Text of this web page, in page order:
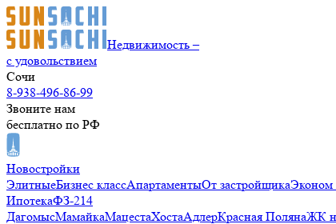
Недвижимость –
с удовольствием
Сочи
8-938-496-86-99
Звоните нам
бесплатно по РФ
Новостройки
ЭлитныеБизнес классАпартаментыОт застройщикаЭконом
ИпотекаФЗ-214
ДагомысМамайкаМацестаХостаАдлерКрасная ПолянаЖК